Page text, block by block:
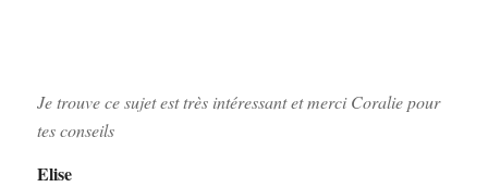
Je trouve ce sujet est très intéressant et merci Coralie pour
tes conseils
Elise